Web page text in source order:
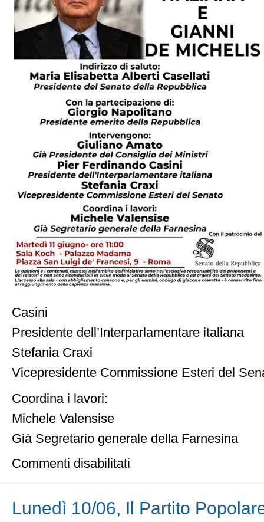
Casini
Presidente dell’Interparlamentare italiana
Stefania Craxi
Vicepresidente Commissione Esteri del
Coordina i lavori:
Michele Valensise
Già Segretario generale della Farnesina
Commenti disabilitati
“LA
POLITICA
Lunedì 10/06, Il Partito